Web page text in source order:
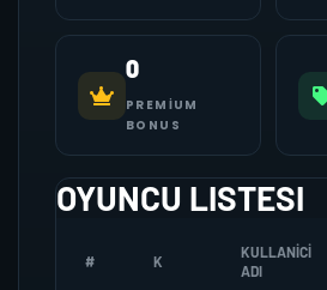
0
PREMIUM
BONUS
OYUNCU LISTESI
# K
KULLANICI
ADI